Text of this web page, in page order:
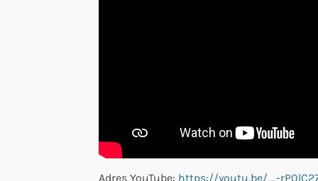
Adres YouTube: https://youtu.be/_-